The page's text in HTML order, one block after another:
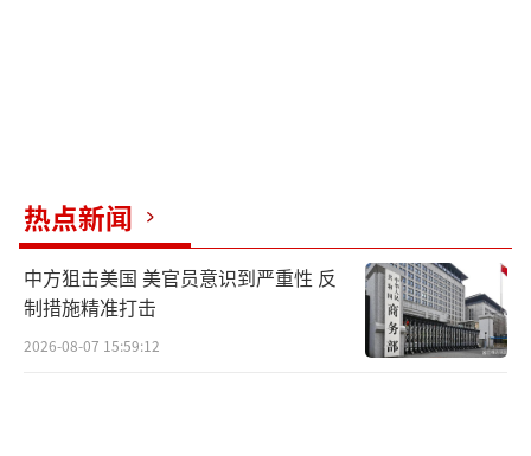
热点新闻
中方狙击美国 美官员意识到严重性 反
制措施精准打击
2026-08-07 15:59:12